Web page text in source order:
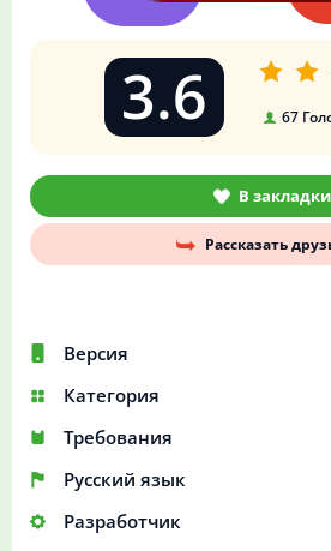
Версия
Категория
Требования
Русский язык
Разработчик
3.6 67
В закладки
Рассказать